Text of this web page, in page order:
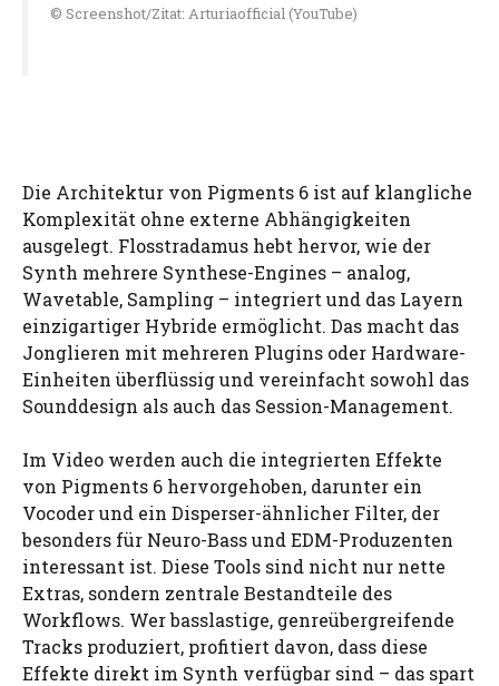
© Screenshot/Zitat: Arturiaofficial (YouTube)
Die Architektur von Pigments 6 ist auf klangliche
Komplexität ohne externe Abhängigkeiten
ausgelegt. Flosstradamus hebt hervor, wie der
Synth mehrere Synthese-Engines – analog,
Wavetable, Sampling – integriert und das Layern
einzigartiger Hybride ermöglicht. Das macht das
Jonglieren mit mehreren Plugins oder Hardware-
Einheiten überflüssig und vereinfacht sowohl das
Sounddesign als auch das Session-Management.
Im Video werden auch die integrierten Effekte
von Pigments 6 hervorgehoben, darunter ein
Vocoder und ein Disperser-ähnlicher Filter, der
besonders für Neuro-Bass und EDM-Produzenten
interessant ist. Diese Tools sind nicht nur nette
Extras, sondern zentrale Bestandteile des
Workflows. Wer basslastige, genreübergreifende
Tracks produziert, profitiert davon, dass diese
Effekte direkt im Synth verfügbar sind – das spart